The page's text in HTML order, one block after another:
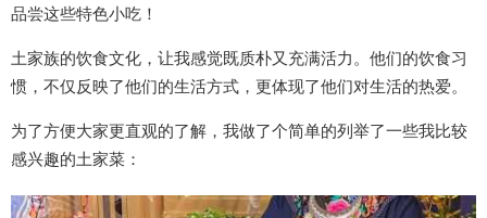
品尝这些特色小吃！
土家族的饮食文化，让我感觉既质朴又充满活力。他们的饮食习
惯，不仅反映了他们的生活方式，更体现了他们对生活的热爱。
为了方便大家更直观的了解，我做了个简单的列举了一些我比较
感兴趣的土家菜：